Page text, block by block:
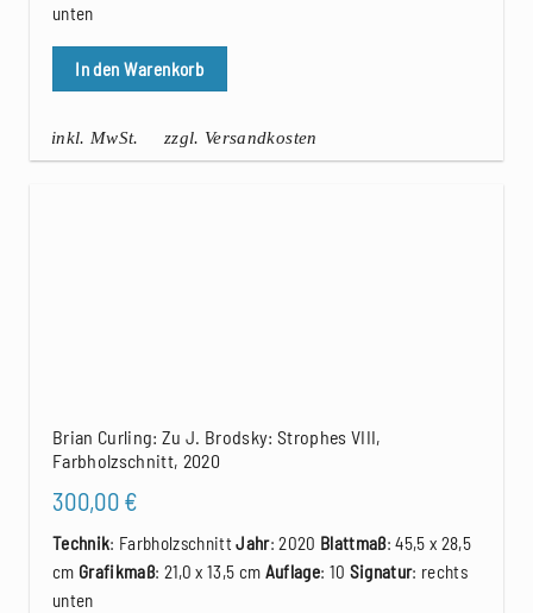
unten
In den Warenkorb
inkl. MwSt. zzgl. Versandkosten
Brian Curling: Zu J. Brodsky: Strophes VIII,
Farbholzschnitt, 2020
300,00 €
Technik: FarbholzschnittJahr: 2020 Blattmaß: 45,5 x 28,5
cm Grafikmaß: 21,0 x 13,5 cm Auflage: 10 Signatur: rechts
unten